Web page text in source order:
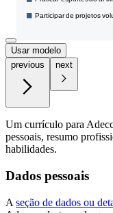
Usar modelo
previous
next
Um currículo para
pessoais, resumo
habilidades.
Dados pessoais
A seção de dados ou